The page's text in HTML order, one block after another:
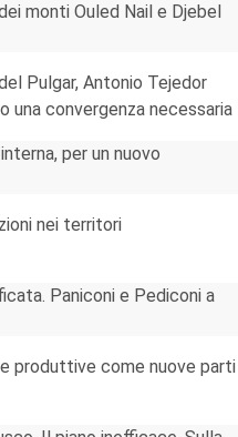
monti Ouled Nail e Djebel
Pulgar, Antonio Tejedor
una convergenza necessaria
per un nuovo
nei territori
Paniconi e Pediconi a
produttive come nuove parti